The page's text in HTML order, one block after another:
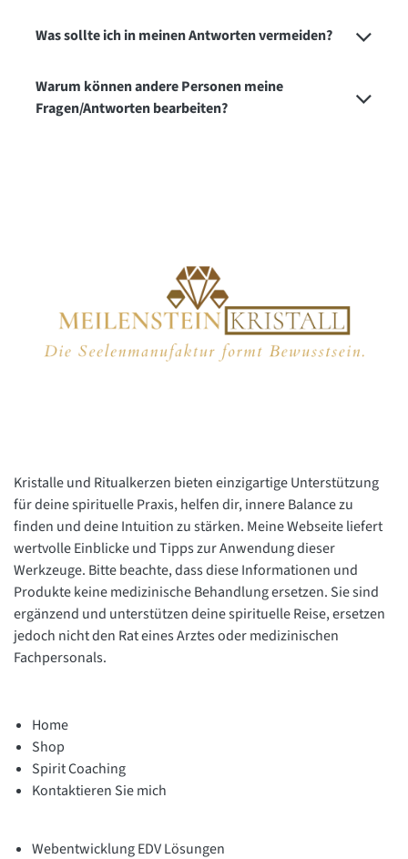
Was sollte ich in meinen Antworten vermeiden?
Warum können andere Personen meine
Fragen/Antworten bearbeiten?
Kristalle und Ritualkerzen bieten einzigartige Unterstützung
für deine spirituelle Praxis, helfen dir, innere Balance zu
finden und deine Intuition zu stärken. Meine Webseite liefert
wertvolle Einblicke und Tipps zur Anwendung dieser
Werkzeuge. Bitte beachte, dass diese Informationen und
Produkte keine medizinische Behandlung ersetzen. Sie sind
ergänzend und unterstützen deine spirituelle Reise, ersetzen
jedoch nicht den Rat eines Arztes oder medizinischen
Fachpersonals.
Home
Shop
Spirit Coaching
Kontaktieren Sie mich
Webentwicklung EDV Lösungen